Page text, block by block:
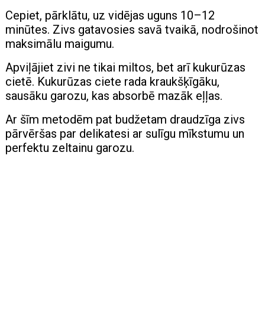
Cepiet, pārklātu, uz vidējas uguns 10–12
minūtes. Zivs gatavosies savā tvaikā, nodrošinot
maksimālu maigumu.
Apviļājiet zivi ne tikai miltos, bet arī kukurūzas
cietē. Kukurūzas ciete rada kraukšķīgāku,
sausāku garozu, kas absorbē mazāk eļļas.
Ar šīm metodēm pat budžetam draudzīga zivs
pārvēršas par delikatesi ar sulīgu mīkstumu un
perfektu zeltainu garozu.